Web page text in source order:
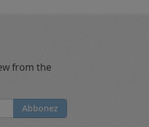
from the
Abbonez